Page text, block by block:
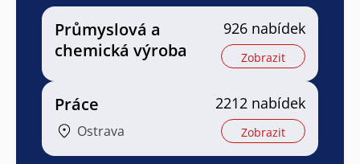
Průmyslová a
chemická výroba
926 nabídek
Zobrazit
Práce
Ostrava
2212 nabídek
Zobrazit